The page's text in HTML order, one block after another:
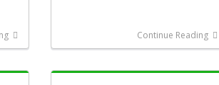
Continue Reading